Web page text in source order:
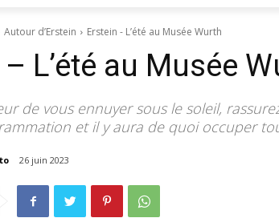
Autour d’Erstein Erstein - L’été au Musée Wurth
L’été au Musée
de vous ennuyer sous le soleil,
et il y aura de quoi occuper
26 juin 2023